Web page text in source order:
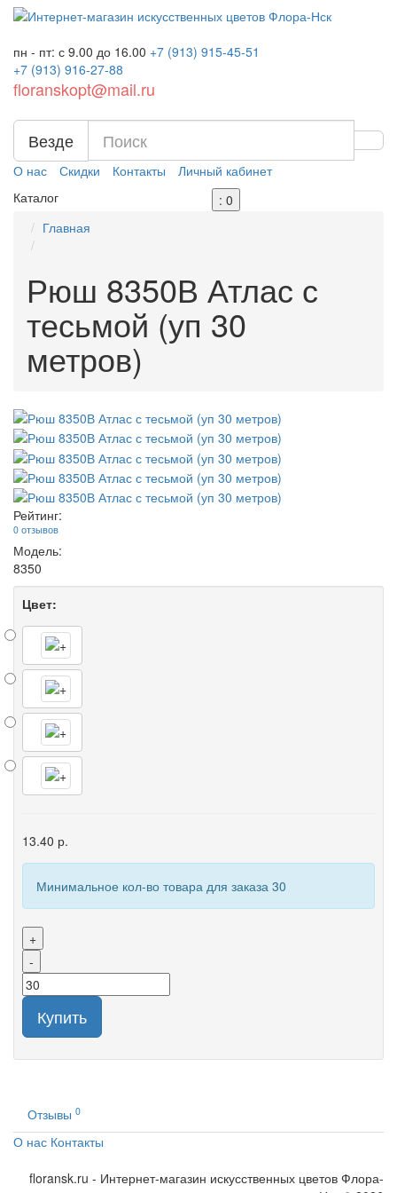
пн - пт: с 9.00 до 16.00 +7 (913) 915-45-51
+7 (913) 916-27-88
floranskopt@mail.ru
Везде
О нас Скидки Контакты
Личный кабинет
Каталог
: 0
Главная
Рюш 8350В Атлас с
тесьмой (уп 30
метров)
Рейтинг:
0 отзывов
Модель:
8350
Цвет:
13.40 р.
Минимальное кол-во товара для заказа 30
+
-
Купить
Отзывы 0
О нас Контакты
floransk.ru - Интернет-магазин искусственных цветов Флора-